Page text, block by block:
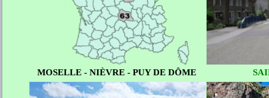
MOSELLE - NIÈVRE - PUY DE DÔME